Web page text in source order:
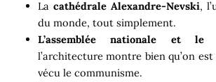
La cathédrale Alexandre-Nevski,
du monde, tout simplement.
L’assemblée nationale et le
l’architecture montre bien qu’on
vécu le communisme.